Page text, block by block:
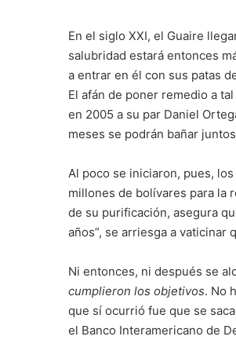
En el siglo XXI, el Guaire
salubridad estará entonces
a entrar en él con sus patas
El afán de poner remedio a
en 2005 a su par Daniel
meses se podrán bañar
Al poco se iniciaron, pues,
millones de bolívares para la
de su purificación, asegura
años”, se arriesga a vaticinar
Ni entonces, ni después se
cumplieron los objetivos. No
que sí ocurrió fue que se
el Banco Interamericano de